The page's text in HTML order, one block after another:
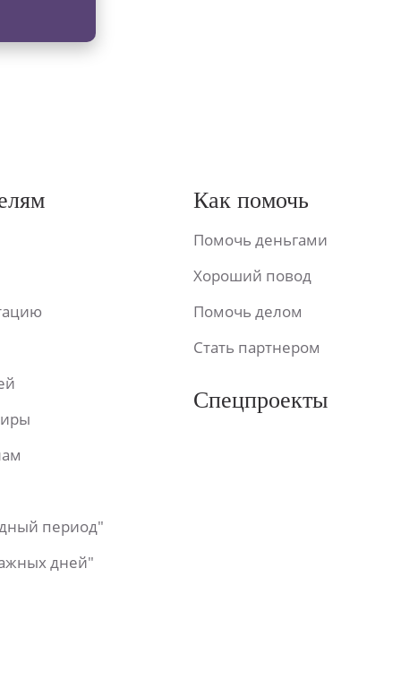
период"
дней"
Как помочь
Помочь деньгами
Хороший повод
Помочь делом
Стать партнером
Спецпроекты